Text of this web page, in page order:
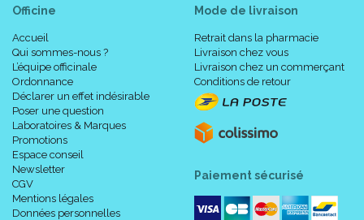
Officine
Accueil
Qui sommes-nous ?
L’équipe officinale
Ordonnance
Déclarer un effet indésirable
Poser une question
Laboratoires & Marques
Promotions
Espace conseil
Newsletter
CGV
Mentions légales
Données personnelles
Mode de livraison
Retrait dans la pharmacie
Livraison chez vous
Livraison chez un commerçant
Conditions de retour
Paiement sécurisé